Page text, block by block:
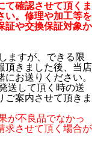
確認させて頂くま
い。修理や加工等を
証や交換保証対象か
ますが、できる限
頂きました後、当店
お送りください。
送して頂く時の送
ご案内させて頂きま
が不良品でなかっ
求させて頂く場合が